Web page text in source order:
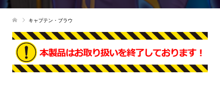
キャプテン・ブラウ